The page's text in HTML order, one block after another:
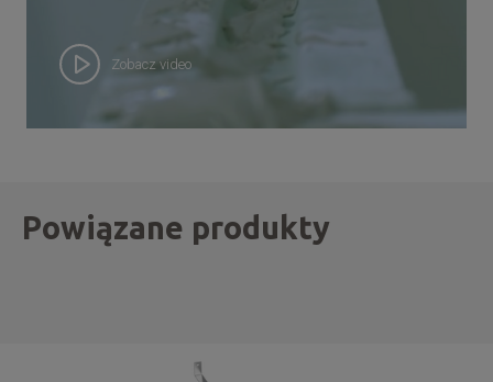
Zobacz video
Powiązane produkty